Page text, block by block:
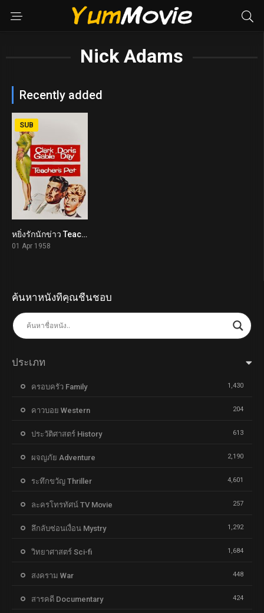
Nick Adams
Recently added
7.1
SUB
หยิ่งรักนักข่าว Teacher’s Pet (1958)
01 Apr 1958
ค้นหาหนังที่คุณชื่นชอบ
ประเภท
ครอบครัว Family 1,430
คาวบอย Western 204
ประวัติศาสตร์ History 613
ผจญภัย Adventure 2,190
ระทึกขวัญ Thriller 4,601
ละครโทรทัศน์ TV Movie 257
ลึกลับซ่อนเงื่อน Mystry 1,292
วิทยาศาสตร์ Sci-fi 1,684
สงคราม War 448
สารคดี Documentary 424